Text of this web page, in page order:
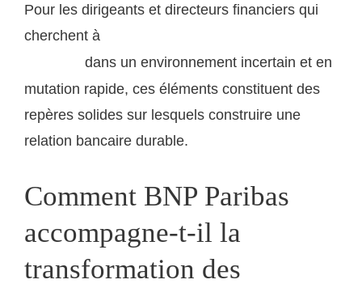
Pour les dirigeants et directeurs financiers qui
cherchent à
dans un environnement incertain et en
mutation rapide, ces éléments constituent des
repères solides sur lesquels construire une
relation bancaire durable.
Comment BNP Paribas
accompagne-t-il la
transformation des